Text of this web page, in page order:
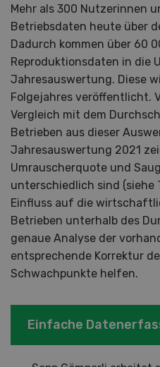
Mehr als 300 Nutzerinnen
Betriebsdaten heute über
Dadurch kommen über 60
Reproduktionsdaten in die
Jahresauswertung. Diese
Folgejahres veröffentlicht.
Vergleich mit dem
Betrieben aus dieser
Jahresauswertung 2021
Umrauscherquote und
unterschiedlich sind (siehe
Einfluss auf die
Betrieben unterhalb des
genaue Analyse der
entsprechende Korrektur
Schwachpunkte helfen.
Einfache